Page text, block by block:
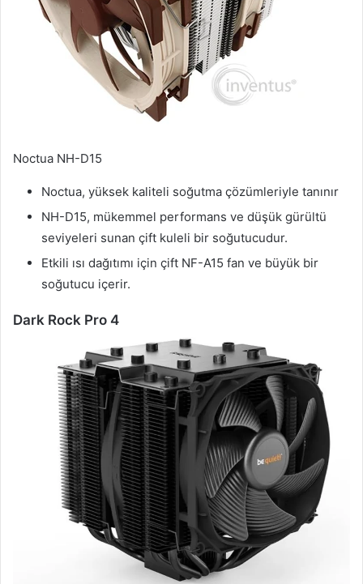
Noctua NH-D15
Noctua, yüksek kaliteli soğutma çözümleriyle tanınır
NH-D15, mükemmel performans ve düşük gürültü
seviyeleri sunan çift kuleli bir soğutucudur.
Etkili ısı dağıtımı için çift NF-A15 fan ve büyük bir
soğutucu içerir.
Dark Rock Pro 4